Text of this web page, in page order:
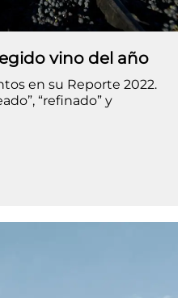
vino del año
en su Reporte 2022.
“refinado” y